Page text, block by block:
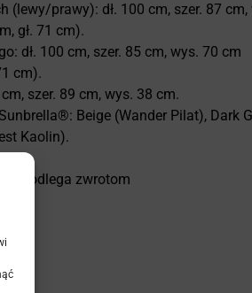
(lewy/prawy): dł. 100 cm, szer. 87 cm,
gł. 71 cm).
dł. 100 cm, szer. 85 cm, wys. 70 cm
cm).
szer. 89 cm, wys. 38 cm.
Beige (Wander Pilat), Dark
Kaolin).
podlega zwrotom